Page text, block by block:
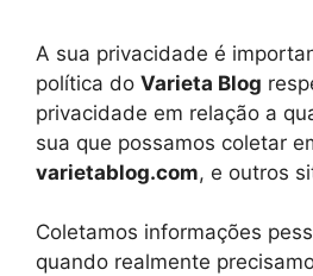
A sua privacidade é
política do Varieta Blog
privacidade em relação a
sua que possamos coletar
varietablog.com, e outros
Coletamos informações
quando realmente